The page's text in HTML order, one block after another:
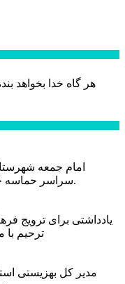
هر گاه خدا بخواهد
امام جمعه
سراسر حماسه خونخواهی و مرگ بر آمریکا و اسرائیل بود.
یادداشتی برای ترویج
ترحیم با